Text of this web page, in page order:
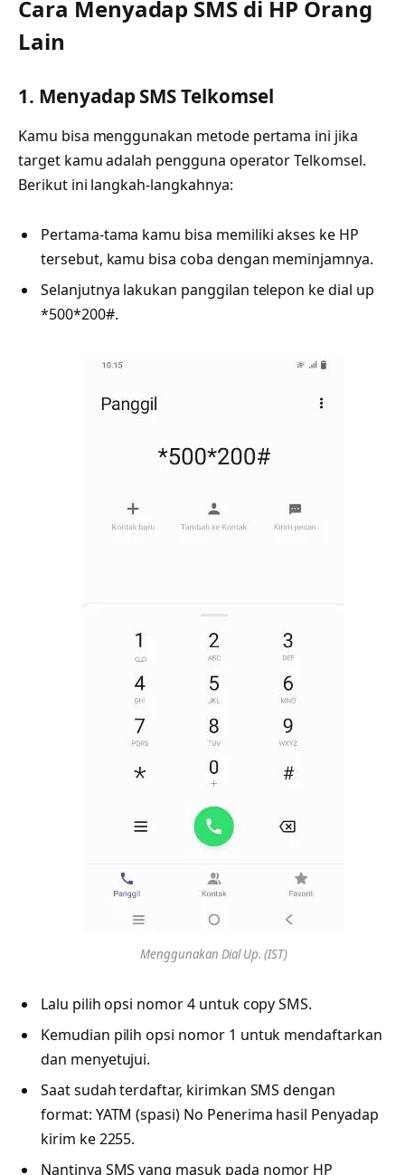
Cara Menyadap SMS di HP Orang
Lain
1. Menyadap SMS Telkomsel
Kamu bisa menggunakan metode pertama ini jika
target kamu adalah pengguna operator Telkomsel.
Berikut ini langkah-langkahnya:
Pertama-tama kamu bisa memiliki akses ke HP
tersebut, kamu bisa coba dengan meminjamnya.
Selanjutnya lakukan panggilan telepon ke dial up
*500*200#.
Menggunakan Dial Up. (IST)
Lalu pilih opsi nomor 4 untuk copy SMS.
Kemudian pilih opsi nomor 1 untuk mendaftarkan
dan menyetujui.
Saat sudah terdaftar, kirimkan SMS dengan
format: YATM (spasi) No Penerima hasil Penyadap
kirim ke 2255.
Nantinya SMS yang masuk pada nomor HP